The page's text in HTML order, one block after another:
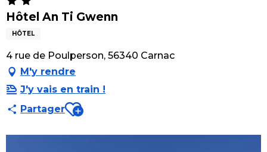
Hôtel An Ti Gwenn
HÔTEL
4 rue de Poulperson, 56340 Carnac
M'y rendre
J'y vais en train !
PartagerAjouter aux favoris